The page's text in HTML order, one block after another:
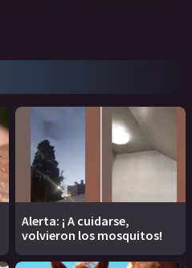
Alerta: ¡ A cuidarse,
volvieron los mosquitos!